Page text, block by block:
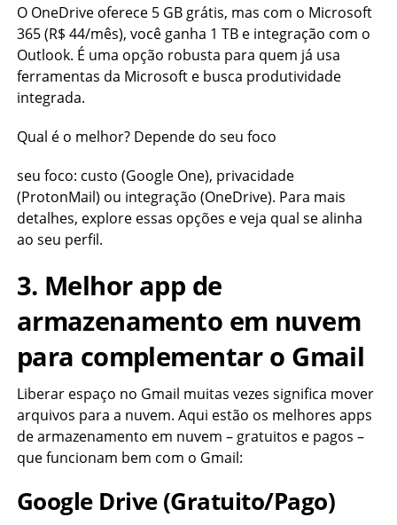
O OneDrive oferece 5 GB grátis, mas com o Microsoft
365 (R$ 44/mês), você ganha 1 TB e integração com o
Outlook. É uma opção robusta para quem já usa
ferramentas da Microsoft e busca produtividade
integrada.
Qual é o melhor? Depende do seu foco
seu foco: custo (Google One), privacidade
(ProtonMail) ou integração (OneDrive). Para mais
detalhes, explore essas opções e veja qual se alinha
ao seu perfil.
3. Melhor app de
armazenamento em nuvem
para complementar o Gmail
Liberar espaço no Gmail muitas vezes significa mover
arquivos para a nuvem. Aqui estão os melhores apps
de armazenamento em nuvem – gratuitos e pagos –
que funcionam bem com o Gmail:
Google Drive (Gratuito/Pago)